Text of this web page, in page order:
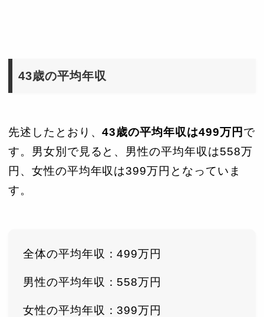
43歳の平均年収
先述したとおり、43歳の平均年収は499万円 で
す。男女別で見ると、男性の平均年収は558万
円、女性の平均年収は399万円となっていま
す。
全体の平均年収：499万円
男性の平均年収：558万円
女性の平均年収：399万円